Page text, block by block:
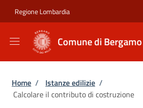
Regione Lombardia
Comune di Bergamo
Briciole di pane
Home / Istanze edilizie /
Calcolare il contributo di costruzione